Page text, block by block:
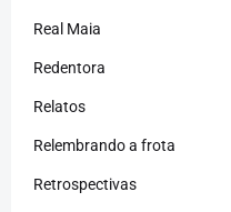
Real Maia
Redentora
Relatos
Relembrando a frota
Retrospectivas